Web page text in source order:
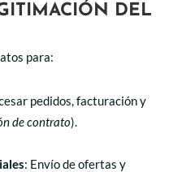
DEL
para:
pedidos, facturación y
de contrato).
: Envío de ofertas y